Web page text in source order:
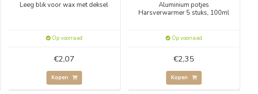
Leeg blik voor wax met deksel
Op voorraad
€2,07
Kopen
Aluminium potjes
Harsverwarmer 5 stuks, 100ml
Op voorraad
€2,35
Kopen